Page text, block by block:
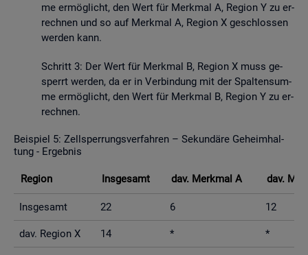
me er­mög­licht, den Wert für Merk­mal A, Re­gi­on Y zu er­
rech­nen und so auf Merk­mal A, Re­gi­on X ge­schlos­sen
wer­den kann.
Schritt 3: Der Wert für Merk­mal B, Re­gi­on X muss ge­
sperrt wer­den, da er in Ver­bin­dung mit der Spal­ten­sum­
me er­mög­licht, den Wert für Merk­mal B, Re­gi­on Y zu er­
rech­nen.
Bei­spiel 5: Zell­sper­rungs­ver­fah­ren – Se­kun­dä­re Ge­heim­hal­
tung - Er­geb­nis
Re­gi­on Ins­ge­samt dav. Merk­mal A dav.
Ins­ge­samt 22 6 12
dav. Re­gi­on X 14 * *